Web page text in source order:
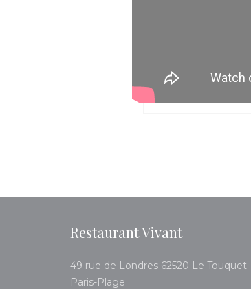
Restaurant Vivant
49 rue de Londres 62520 Le Touquet-
Paris-Plage